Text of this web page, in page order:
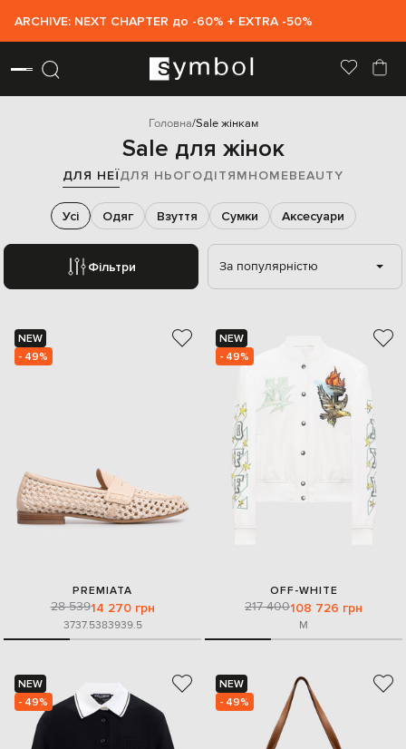
ARCHIVE: NEXT CHAPTER до -60% + EXTRA -50%
Головна Sale жінкам
Sale для жінок
ДЛЯ НЕЇДЛЯ НЬОГОДІТЯМHOMEBEAUTY
Фільтри
Усі Одяг Взуття Сумки Аксесуари
За популярністю
NEW
- 49%
PREMIATA
28 53914 270 грн
3737.5383939.5
NEW
- 49%
OFF-WHITE
217 400108 726 грн
M
NEW
- 49%
NEW
- 49%